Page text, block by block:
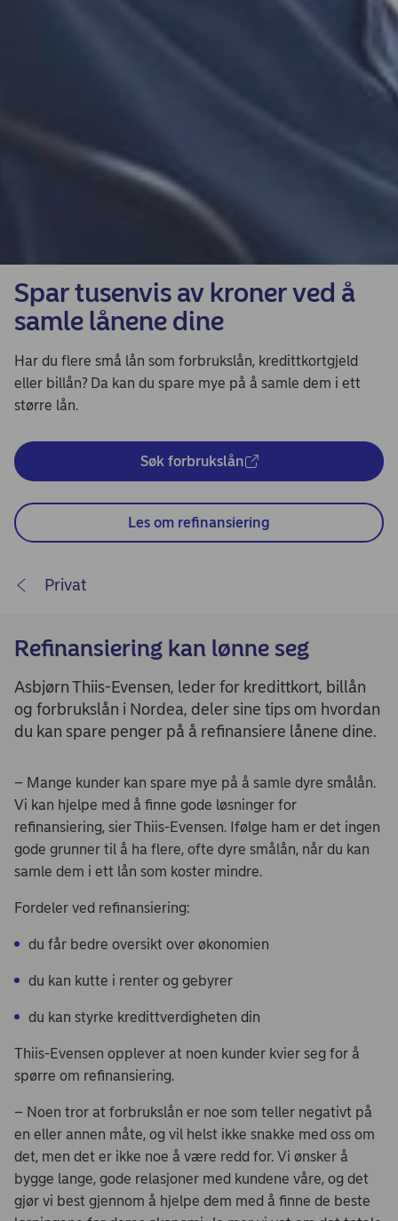
Spar tusenvis av kroner ved å
samle lånene dine
Har du flere små lån som forbrukslån, kredittkortgjeld
eller billån? Da kan du spare mye på å samle dem i ett
større lån.
Søk forbrukslån
Les om refinansiering
Privat
Refinansiering kan lønne seg
Asbjørn Thiis-Evensen, leder for kredittkort, billån
og forbrukslån i Nordea, deler sine tips om hvordan
du kan spare penger på å refinansiere lånene dine.
– Mange kunder kan spare mye på å samle dyre smålån.
Vi kan hjelpe med å finne gode løsninger for
refinansiering, sier Thiis-Evensen. Ifølge ham er det ingen
gode grunner til å ha flere, ofte dyre smålån, når du kan
samle dem i ett lån som koster mindre.
Fordeler ved refinansiering:
du får bedre oversikt over økonomien
du kan kutte i renter og gebyrer
du kan styrke kredittverdigheten din
Thiis-Evensen opplever at noen kunder kvier seg for å
spørre om refinansiering.
– Noen tror at forbrukslån er noe som teller negativt på
en eller annen måte, og vil helst ikke snakke med oss om
det, men det er ikke noe å være redd for. Vi ønsker å
bygge lange, gode relasjoner med kundene våre, og det
gjør vi best gjennom å hjelpe dem med å finne de beste